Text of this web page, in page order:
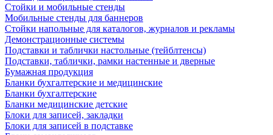
Стойки и мобильные стенды
Мобильные стенды для баннеров
Стойки напольные для каталогов, журналов и рекламы
Демонстрационные системы
Подставки и таблички настольные (тейблтенсы)
Подставки, таблички, рамки настенные и дверные
Бумажная продукция
Бланки бухгалтерские и медицинские
Бланки бухгалтерские
Бланки медицинские детские
Блоки для записей, закладки
Блоки для записей в подставке